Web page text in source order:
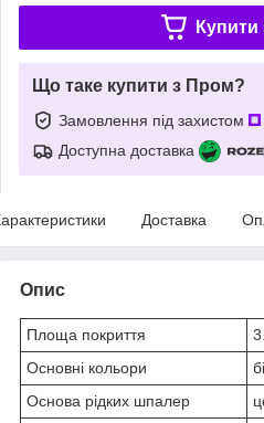
Купити
Що таке купити з Пром?
Замовлення під захистом
Доступна доставка
Доставка
Опис
Площа покриття
Основні кольори
Основа рідких шпалер